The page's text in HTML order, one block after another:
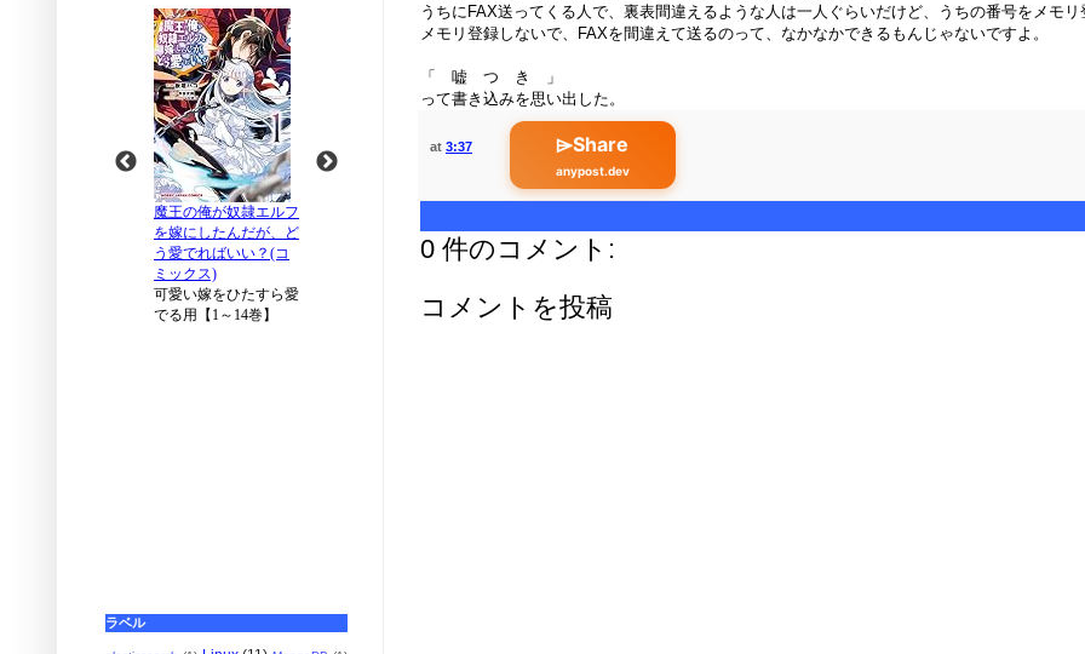
うちにFAX送ってくる人で、裏表間違えるような人は一人ぐらいだけど、うちの番号をメモ
メモリ登録しないで、FAXを間違えて送るのって、なかなかできるもんじゃないですよ。
「 嘘 つ き 」
って書き込みを思い出した。
at 3:37 ⌲Share
anypost.dev
0 件のコメント:
コメントを投稿
ラベル